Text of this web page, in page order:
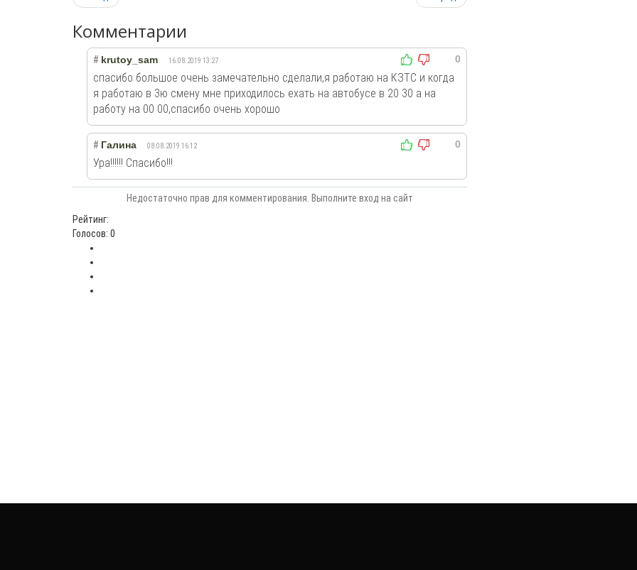
Комментарии
0
# krutoy_sam 16.08.2019 13:27
спасибо большое очень замечательно сделали,я работаю на КЗТС и когда
я работаю в 3ю смену мне приходилось ехать на автобусе в 20 30 а на
работу на 00 00,спасибо очень хорошо
0
# Галина 08.08.2019 16:12
Ура!!!!!! Спасибо!!!
Недостаточно прав для комментирования. Выполните вход на сайт
Рейтинг:
Голосов: 0